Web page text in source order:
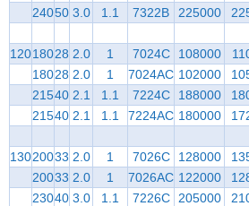
24050 3.0 1.1 7322B 225000
12018028 2.0 1 7024C 108000
18028 2.0 1 7024AC 102000
21540 2.1 1.1 7224C 188000
21540 2.1 1.1 7224AC 180000
13020033 2.0 1 7026C 128000
20033 2.0 1 7026AC 122000
23040 3.0 1.1 7226C 205000